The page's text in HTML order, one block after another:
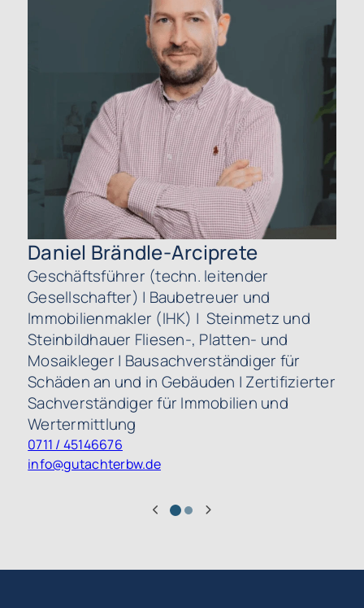
Telefon*
Daniel Brändle-Arciprete
Geschäftsführer (techn. leitender
Gesellschafter) | Baubetreuer und
Immobilienmakler (IHK) | Steinmetz und
Steinbildhauer Fliesen-, Platten- und
Mosaikleger | Bausachverständiger für
Schäden an und in Gebäuden | Zertifizierter
Sachverständiger für Immobilien und
Wertermittlung
0711 / 45146676
info@gutachterbw.de